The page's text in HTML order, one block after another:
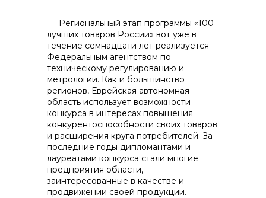
Региональный этап программы «100
лучших товаров России» вот уже в
течение семнадцати лет реализуется
Федеральным агентством по
техническому регулированию и
метрологии. Как и большинство
регионов, Еврейская автономная
область использует возможности
конкурса в интересах повышения
конкурентоспособности своих товаров
и расширения круга потребителей. За
последние годы дипломантами и
лауреатами конкурса стали многие
предприятия области,
заинтересованные в качестве и
продвижении своей продукции.